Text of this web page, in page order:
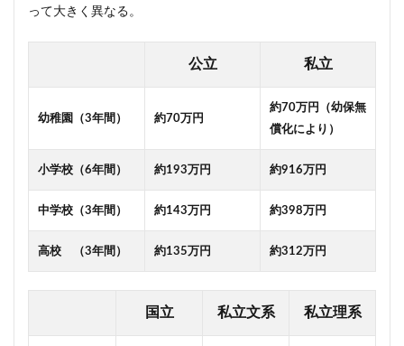
おわ
って大きく異なる。
公立 私立
幼稚園（3年間） 約70万円
約70万円（幼保無
償化により）
小学校（6年間） 約193万円 約916万円
中学校（3年間） 約143万円 約398万円
高校 （3年間） 約135万円 約312万円
国立 私立文系 私立理系